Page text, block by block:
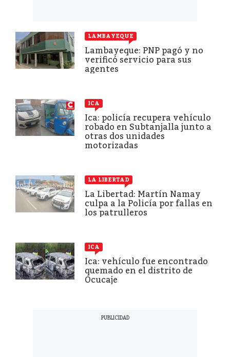
LAMBAYEQUE
Lambayeque: PNP pagó y no
verificó servicio para sus
agentes
ICA
Ica: policía recupera vehículo
robado en Subtanjalla junto a
otras dos unidades
motorizadas
LA LIBERTAD
La Libertad: Martín Namay
culpa a la Policía por fallas en
los patrulleros
ICA
Ica: vehículo fue encontrado
quemado en el distrito de
Ocucaje